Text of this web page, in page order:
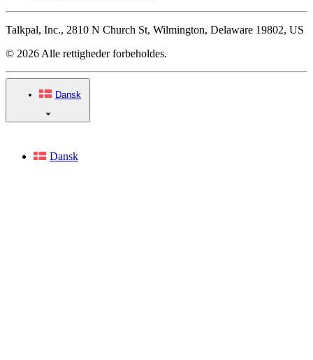
Talkpal, Inc., 2810 N Church St, Wilmington, Delaware 19802, US
© 2026 Alle rettigheder forbeholdes.
Dansk
Dansk